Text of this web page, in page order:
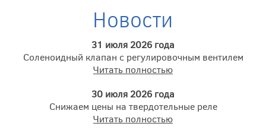
Новости
31 июля 2026 года
Соленоидный клапан с регулировочным вентилем
Читать полностью
30 июля 2026 года
Снижаем цены на твердотельные реле
Читать полностью